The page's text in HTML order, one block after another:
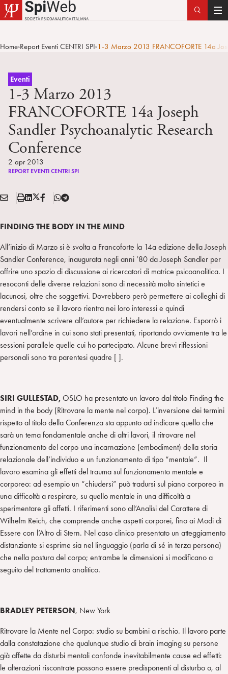
T
g
Home>Report Eventi CENTRI SPI> 1-3 Marzo 2013 FRANCOFORTE 14a
Eventi
1-3 Marzo 2013
FRANCOFORTE 14a Joseph
Sandler Psychoanalytic Research
Conference
2 apr 2013
REPORT EVENTI CENTRI SPI
Condividi:
E
A
L
S
a
p
a
L
n
e
d
i
n
X
T
i
t
t
e
r
F
T
l
g
r
a
m
FINDING THE BODY IN THE MIND
All’inizio di Marzo si è svolta a Francoforte la 14a edizione della Joseph
Sandler Conference, inaugurata negli anni ’80 da Joseph Sandler per
offrire uno spazio di discussione ai ricercatori di matrice psicoanalitica. I
resoconti delle diverse relazioni sono di necessità molto sintetici e
lacunosi, oltre che soggettivi. Dovrebbero però permettere ai colleghi di
rendersi conto se il lavoro rientra nei loro interessi e quindi
eventualmente scrivere all’autore per richiedere la relazione. Esporrò i
lavori nell’ordine in cui sono stati presentati, riportando ovviamente tra le
sessioni parallele quelle cui ho partecipato. Alcune brevi riflessioni
personali sono tra parentesi quadre [ ].
SIRI GULLESTAD, OSLO ha presentato un lavoro dal titolo Finding the
mind in the body (Ritrovare la mente nel corpo). L’inversione dei termini
rispetto al titolo della Conferenza sta appunto ad indicare quello che
sarà un tema fondamentale anche di altri lavori, il ritrovare nel
funzionamento del corpo una incarnazione (embodiment) della storia
relazionale dell’individuo e un funzionamento di tipo “mentale”. Il
lavoro esamina gli effetti del trauma sul funzionamento mentale e
corporeo: ad esempio un “chiudersi” può tradursi sul piano corporeo in
una difficoltà a respirare, su quello mentale in una difficoltà a
sperimentare gli affetti. I riferimenti sono all’Analisi del Carattere di
Wilhelm Reich, che comprende anche aspetti corporei, fino ai Modi di
Essere con l’Altro di Stern. Nel caso clinico presentato un atteggiamento
distanziante si esprime sia nel linguaggio (parla di sé in terza persona)
che nella postura del corpo; entrambe le dimensioni si modificano a
seguito del trattamento analitico.
BRADLEY PETERSON, New York
Ritrovare la Mente nel Corpo: studio su bambini a rischio. Il lavoro parte
dalla constatazione che qualunque studio di brain imaging su persone
già affette da disturbi mentali confonde inevitabilmente cause ed effetti:
le alterazioni riscontrate possono essere predisponenti al disturbo o, al